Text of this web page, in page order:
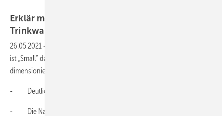
Erklär mal: Warum müssen
Trinkwarmwasserspeicher berechnet
26.05.2021 -
ist „Small“ das neue „Bigger“. Ein WW-Speicher der zu groß
dimensioniert ist hat mehrere Nachteile.
- Deutlich mehr Energieaufwand beim Nachheizen erforderlich.
- Die Nachheizzeit verlängert sich nicht unwesentlich.